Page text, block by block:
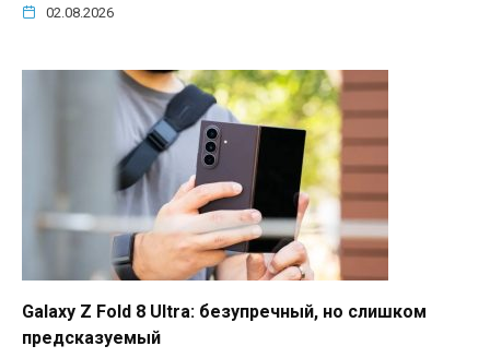
02.08.2026
Galaxy Z Fold 8 Ultra: безупречный, но слишком
предсказуемый